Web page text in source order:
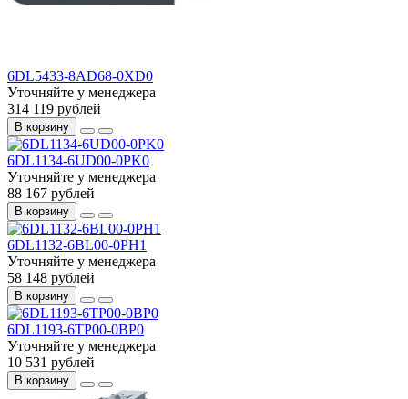
6DL5433-8AD68-0XD0
Уточняйте у менеджера
314 119 рублей
В корзину
6DL1134-6UD00-0PK0
Уточняйте у менеджера
88 167 рублей
В корзину
6DL1132-6BL00-0PH1
Уточняйте у менеджера
58 148 рублей
В корзину
6DL1193-6TP00-0BP0
Уточняйте у менеджера
10 531 рублей
В корзину